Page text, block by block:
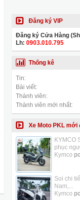
Đăng ký VIP
Đăng ký Cửa Hàng
Lh: 0903.010.795
Thống kê
Tin:
Bài viết:
Thành viên:
Thành viên mới nhất:
Xe Moto PKL mới
KYMCO
phục
Kymco
Soi chi
Nam,...
Kymco